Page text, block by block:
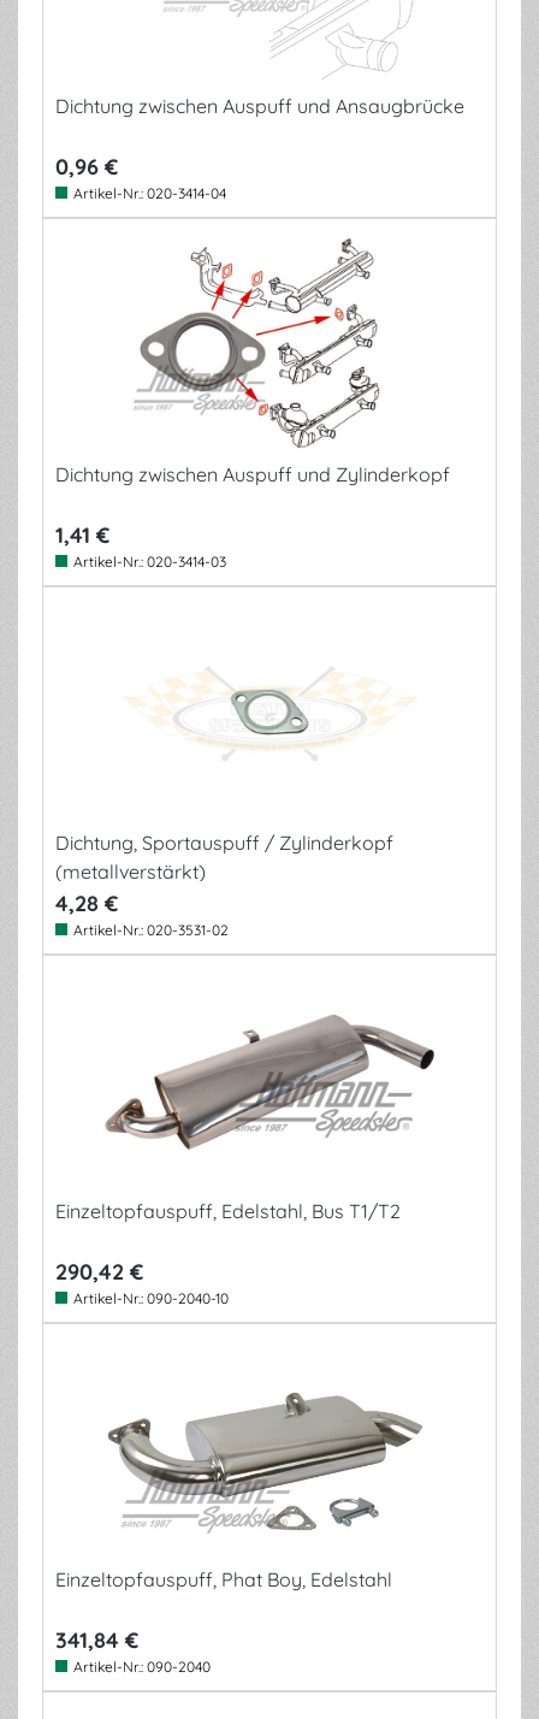
Dichtung zwischen Auspuff und Ansaugbrücke
0,96 €
Artikel-Nr.: 020-3414-04
Dichtung zwischen Auspuff und Zylinderkopf
1,41 €
Artikel-Nr.: 020-3414-03
Dichtung, Sportauspuff / Zylinderkopf
(metallverstärkt)
4,28 €
Artikel-Nr.: 020-3531-02
Einzeltopfauspuff, Edelstahl, Bus T1/T2
290,42 €
Artikel-Nr.: 090-2040-10
Einzeltopfauspuff, Phat Boy, Edelstahl
341,84 €
Artikel-Nr.: 090-2040